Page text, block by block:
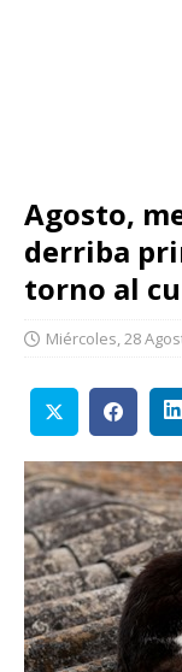
Agosto,
derriba
torno al
Miércoles, 28